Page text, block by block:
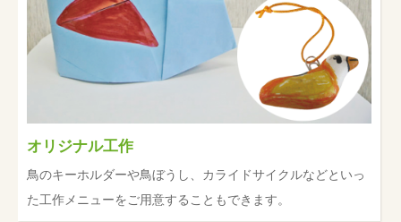
オリジナル工作
鳥のキーホルダーや鳥ぼうし、カライドサイクルなどといっ
た工作メニューをご用意することもできます。